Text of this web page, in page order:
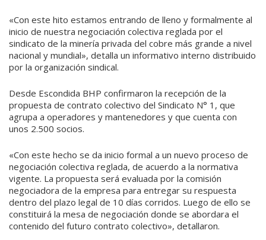
«Con este hito estamos entrando de lleno y formalmente al
inicio de nuestra negociación colectiva reglada por el
sindicato de la minería privada del cobre más grande a nivel
nacional y mundial», detalla un informativo interno distribuido
por la organización sindical.
Desde Escondida BHP confirmaron la recepción de la
propuesta de contrato colectivo del Sindicato N° 1, que
agrupa a operadores y mantenedores y que cuenta con
unos 2.500 socios.
«Con este hecho se da inicio formal a un nuevo proceso de
negociación colectiva reglada, de acuerdo a la normativa
vigente. La propuesta será evaluada por la comisión
negociadora de la empresa para entregar su respuesta
dentro del plazo legal de 10 días corridos. Luego de ello se
constituirá la mesa de negociación donde se abordara el
contenido del futuro contrato colectivo», detallaron.